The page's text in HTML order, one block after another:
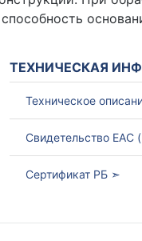
ТЕХНИЧЕСКАЯ
Техническое
Свидетельство ЕАС
Сертификат РБ ➣